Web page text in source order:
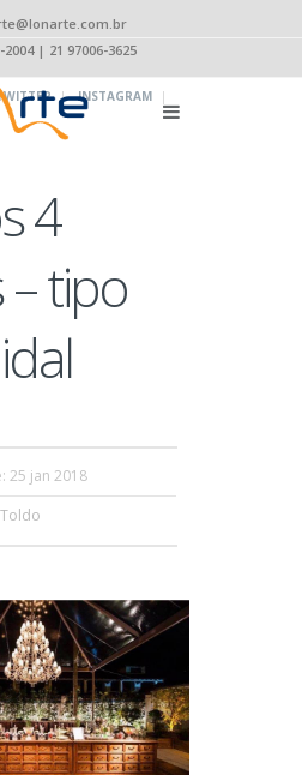
2004 | 21 97006-3625
| INSTAGRAM |
4
– tipo
25 jan 2018
Toldo